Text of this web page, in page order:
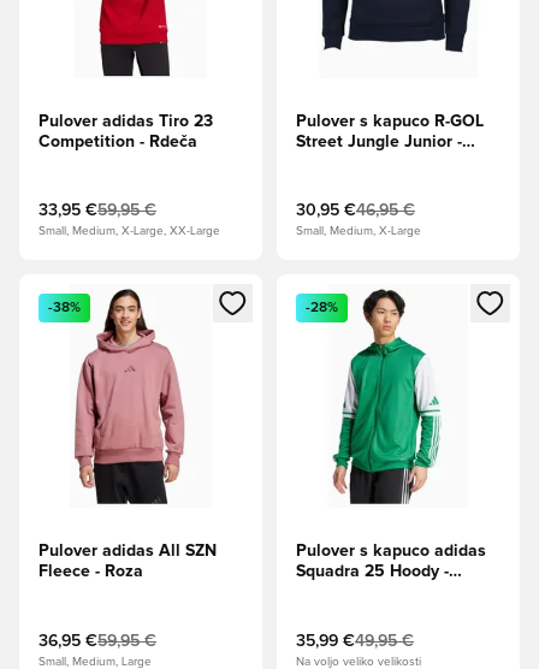
Pulover adidas Tiro 23
Competition - Rdeča
33,95 €59,95 €
Small, Medium, X-Large, XX-Large
Pulover s kapuco R-GOL
Street Jungle Junior -
30,95 €46,95 €
Small, Medium, X-Large
Odpre Modal za prijavo ali vpis kot član
-38%
Pulover adidas All SZN
Fleece - Roza
36,95 €59,95 €
Small, Medium, Large
Odpre Modal za prijavo ali
-28%
Pulover s kapuco adidas
Squadra 25 Hoody -
35,99 €49,95 €
Na voljo veliko velikosti